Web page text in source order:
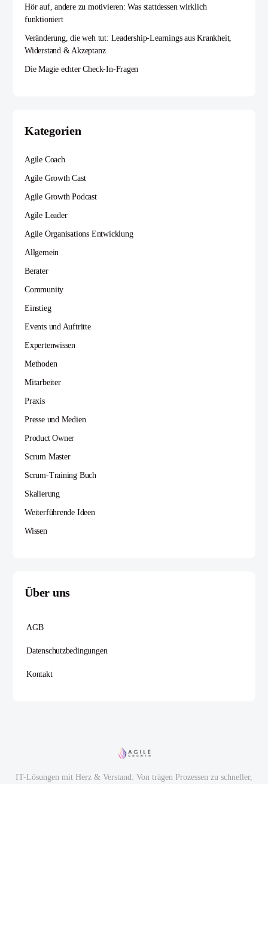
Hör auf, andere zu motivieren: Was stattdessen wirklich
funktioniert
Veränderung, die weh tut: Leadership-Learnings aus Krankheit,
Widerstand & Akzeptanz
Die Magie echter Check-In-Fragen
Kategorien
Agile Coach
Agile Growth Cast
Agile Growth Podcast
Agile Leader
Agile Organisations Entwicklung
Allgemein
Berater
Community
Einstieg
Events und Auftritte
Expertenwissen
Methoden
Mitarbeiter
Praxis
Presse und Medien
Product Owner
Scrum Master
Scrum-Training Buch
Skalierung
Weiterführende Ideen
Wissen
Über uns
AGB
Datenschutzbedingungen
Kontakt
IT-Lösungen mit Herz & Verstand: Von trägen Prozessen zu schneller,